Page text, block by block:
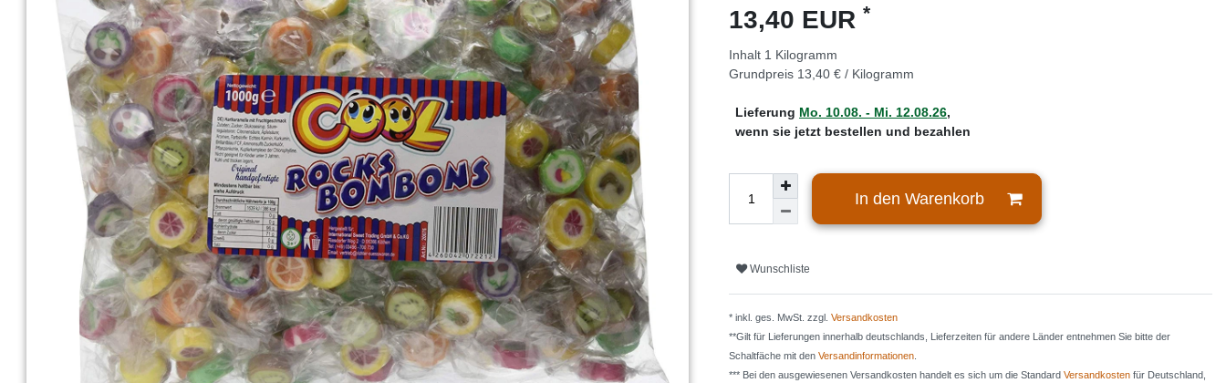
13,40 EUR *
Inhalt 1 Kilogramm
Grundpreis 13,40 € / Kilogramm
Lieferung Mo. 10.08. - Mi. 12.08.26,
wenn sie jetzt bestellen und bezahlen
In den Warenkorb
Wunschliste
* inkl. ges. MwSt. zzgl. Versandkosten
**Gilt für Lieferungen innerhalb deutschlands, Lieferzeiten für andere Länder entnehmen Sie bitte der
Schaltfäche mit den Versandinformationen
*** Bei den ausgewiesenen Versandkosten handelt es sich um die Standard Versandkosten für Deutschland,